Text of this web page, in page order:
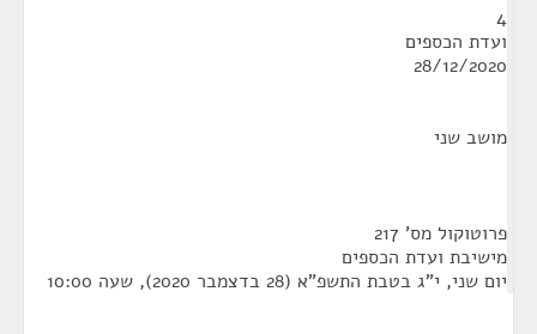
4
ועדת הכספים
28/12/2020
מושב שני
פרוטוקול מס' 217
מישיבת ועדת הכספים
יום שני, י"ג בטבת התשפ"א (28 בדצמבר 2020), שעה 10:00